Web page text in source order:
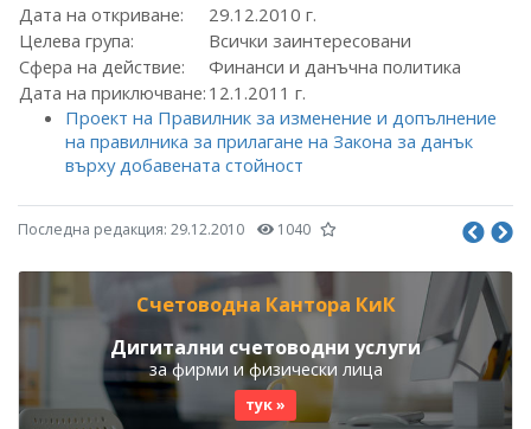
Дата на откриване:
29.12.2010 г.
Целева група:
Всички заинтересовани
Сфера на действие:
Финанси и данъчна политика
Дата на приключване: 12.1.2011 г.
Проект на Правилник за изменение и допълнение
на правилника за прилагане на Закона за данък
върху добавената стойност
Последна редакция: 29.12.2010 1040
Счетоводна Кантора КиК
Дигитални счетоводни услуги
за фирми и физически лица
тук »